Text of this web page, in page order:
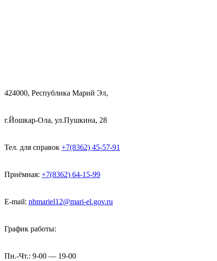
424000, Республика Марий Эл,
г.Йошкар-Ола, ул.Пушкина, 28
Тел. для справок +7(8362) 45-57-91
Приёмная: +7(8362) 64-15-99
E-mail: nbmariel12@mari-el.gov.ru
График работы:
Пн.-Чт.: 9-00 — 19-00